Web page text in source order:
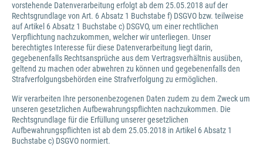
vorstehende Datenverarbeitung erfolgt ab dem 25.05.2018 auf der
Rechtsgrundlage von Art. 6 Absatz 1 Buchstabe f) DSGVO bzw. teilweise
auf Artikel 6 Absatz 1 Buchstabe c) DSGVO, um einer rechtlichen
Verpflichtung nachzukommen, welcher wir unterliegen. Unser
berechtigtes Interesse für diese Datenverarbeitung liegt darin,
gegebenenfalls Rechtsansprüche aus dem Vertragsverhältnis ausüben,
geltend zu machen oder abwehren zu können und gegebenenfalls den
Strafverfolgungsbehörden eine Strafverfolgung zu ermöglichen.
Wir verarbeiten Ihre personenbezogenen Daten zudem zu dem Zweck um
unseren gesetzlichen Aufbewahrungspflichten nachzukommen. Die
Rechtsgrundlage für die Erfüllung unserer gesetzlichen
Aufbewahrungspflichten ist ab dem 25.05.2018 in Artikel 6 Absatz 1
Buchstabe c) DSGVO normiert.